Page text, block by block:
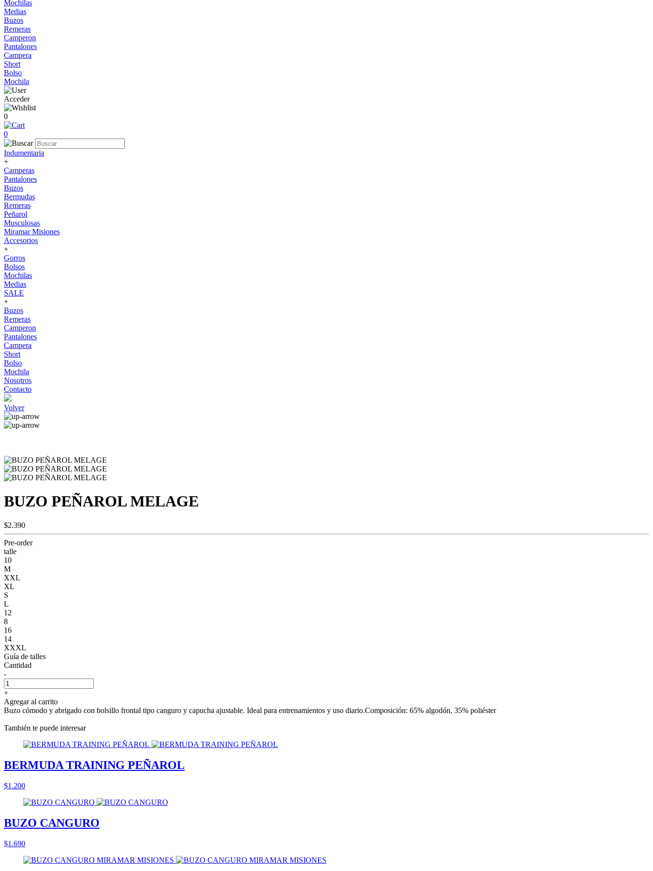
Mochilas
Medias
Buzos
Remeras
Camperon
Pantalones
Campera
Short
Bolso
Mochila
Acceder
0
0
Indumentaria
+
Camperas
Pantalones
Buzos
Bermudas
Remeras
Peñarol
Musculosas
Miramar Misiones
Accesorios
+
Gorros
Bolsos
Mochilas
Medias
SALE
+
Buzos
Remeras
Camperon
Pantalones
Campera
Short
Bolso
Mochila
Nosotros
Contacto
Volver
BUZO PEÑAROL MELAGE
$2.390
Pre-order
talle
10
M
XXL
XL
S
L
12
8
16
14
XXXL
Guía de talles
Cantidad
-
+
Agregar al carrito
Buzo cómodo y abrigado con bolsillo frontal tipo canguro y capucha ajustable. Ideal para entrenamientos y uso diario.Composición: 65% algodón, 35% poliéster
También te puede interesar
BERMUDA TRAINING PEÑAROL
$1.200
BUZO CANGURO
$1.690